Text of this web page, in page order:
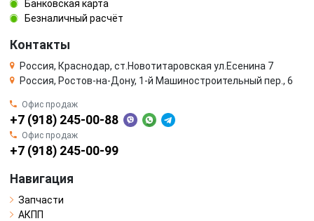
Банковская карта
Безналичный расчёт
Контакты
Россия, Краснодар, ст.Новотитаровская ул.Есенина 7
Россия, Ростов-на-Дону, 1-й Машиностроительный пер., 6
Офис продаж
+7 (918) 245-00-88
Офис продаж
+7 (918) 245-00-99
Навигация
Запчасти
АКПП